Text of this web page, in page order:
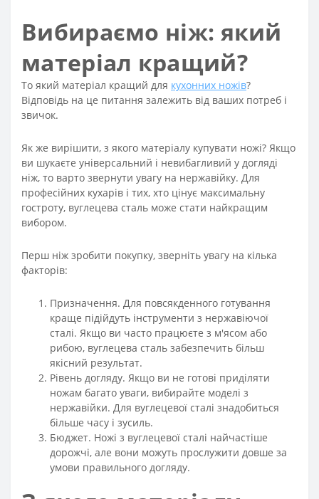
Вибираємо ніж: який
матеріал кращий?
То який матеріал кращий для кухонних ножів?
Відповідь на це питання залежить від ваших потреб і
звичок.
Як же вирішити, з якого матеріалу купувати ножі? Якщо
ви шукаєте універсальний і невибагливий у догляді
ніж, то варто звернути увагу на нержавійку. Для
професійних кухарів і тих, хто цінує максимальну
гостроту, вуглецева сталь може стати найкращим
вибором.
Перш ніж зробити покупку, зверніть увагу на кілька
факторів:
Призначення. Для повсякденного готування
краще підійдуть інструменти з нержавіючої
сталі. Якщо ви часто працюєте з м'ясом або
рибою, вуглецева сталь забезпечить більш
якісний результат.
Рівень догляду. Якщо ви не готові приділяти
ножам багато уваги, вибирайте моделі з
нержавійки. Для вуглецевої сталі знадобиться
більше часу і зусиль.
Бюджет. Ножі з вуглецевої сталі найчастіше
дорожчі, але вони можуть прослужити довше за
умови правильного догляду.